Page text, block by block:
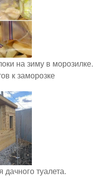
на зиму в морозилке.
к заморозке
туалета.